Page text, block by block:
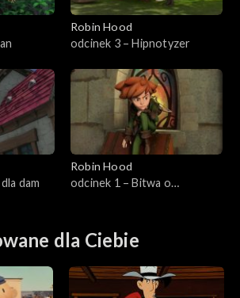
Robin Hood
odcinek 3 – Hipnotyzer
dam
Robin Hood
odcinek 1 – Bitwa o
dla Ciebie